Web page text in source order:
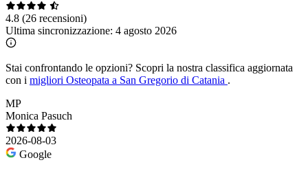
4.8 (26 recensioni)
Ultima sincronizzazione: 4 agosto 2026
Stai confrontando le opzioni? Scopri la nostra classifica aggiornata
con i migliori Osteopata a San Gregorio di Catania .
MP
Monica Pasuch
2026-08-03
Google